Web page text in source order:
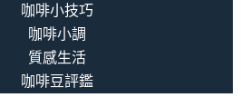
咖啡小技巧
咖啡小調
質感生活
咖啡豆評鑑